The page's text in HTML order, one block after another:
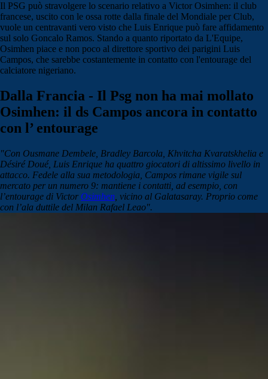
Il PSG può stravolgere lo scenario relativo a Victor Osimhen: il club
francese, uscito con le ossa rotte dalla finale del Mondiale per Club,
vuole un centravanti vero visto che Luis Enrique può fare affidamento
sul solo Goncalo Ramos. Stando a quanto riportato da L'Equipe,
Osimhen piace e non poco al direttore sportivo dei parigini Luis
Campos, che sarebbe costantemente in contatto con l'entourage del
calciatore nigeriano.
Dalla Francia - Il Psg non ha mai mollato
Osimhen: il ds Campos ancora in contatto
con l’ entourage
"Con Ousmane Dembele, Bradley Barcola, Khvitcha Kvaratskhelia e
Désiré Doué, Luis Enrique ha quattro giocatori di altissimo livello in
attacco. Fedele alla sua metodologia, Campos rimane vigile sul
mercato per un numero 9: mantiene i contatti, ad esempio, con
l’entourage di Victor Osimhen , vicino al Galatasaray. Proprio come
con l’ala duttile del Milan Rafael Leao".